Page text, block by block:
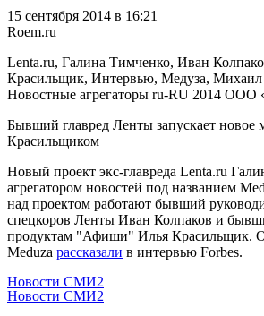
15 сентября 2014 в 16:21
Roem.ru
Lenta.ru, Галина Тимченко, Иван
Красильщик, Интервью, Медуза, Михаил
Новостные агрегаторы ru-RU 2014 ООО
Бывший главред Ленты запускает новое
Красильщиком
Новый проект экс-главреда Lenta.ru
агрегатором новостей под названием
над проектом работают бывший
спецкоров Ленты Иван Колпаков и
продуктам "Афиши" Илья Красильщик.
Meduza рассказали в интервью Forbes.
Новости СМИ2
Новости СМИ2